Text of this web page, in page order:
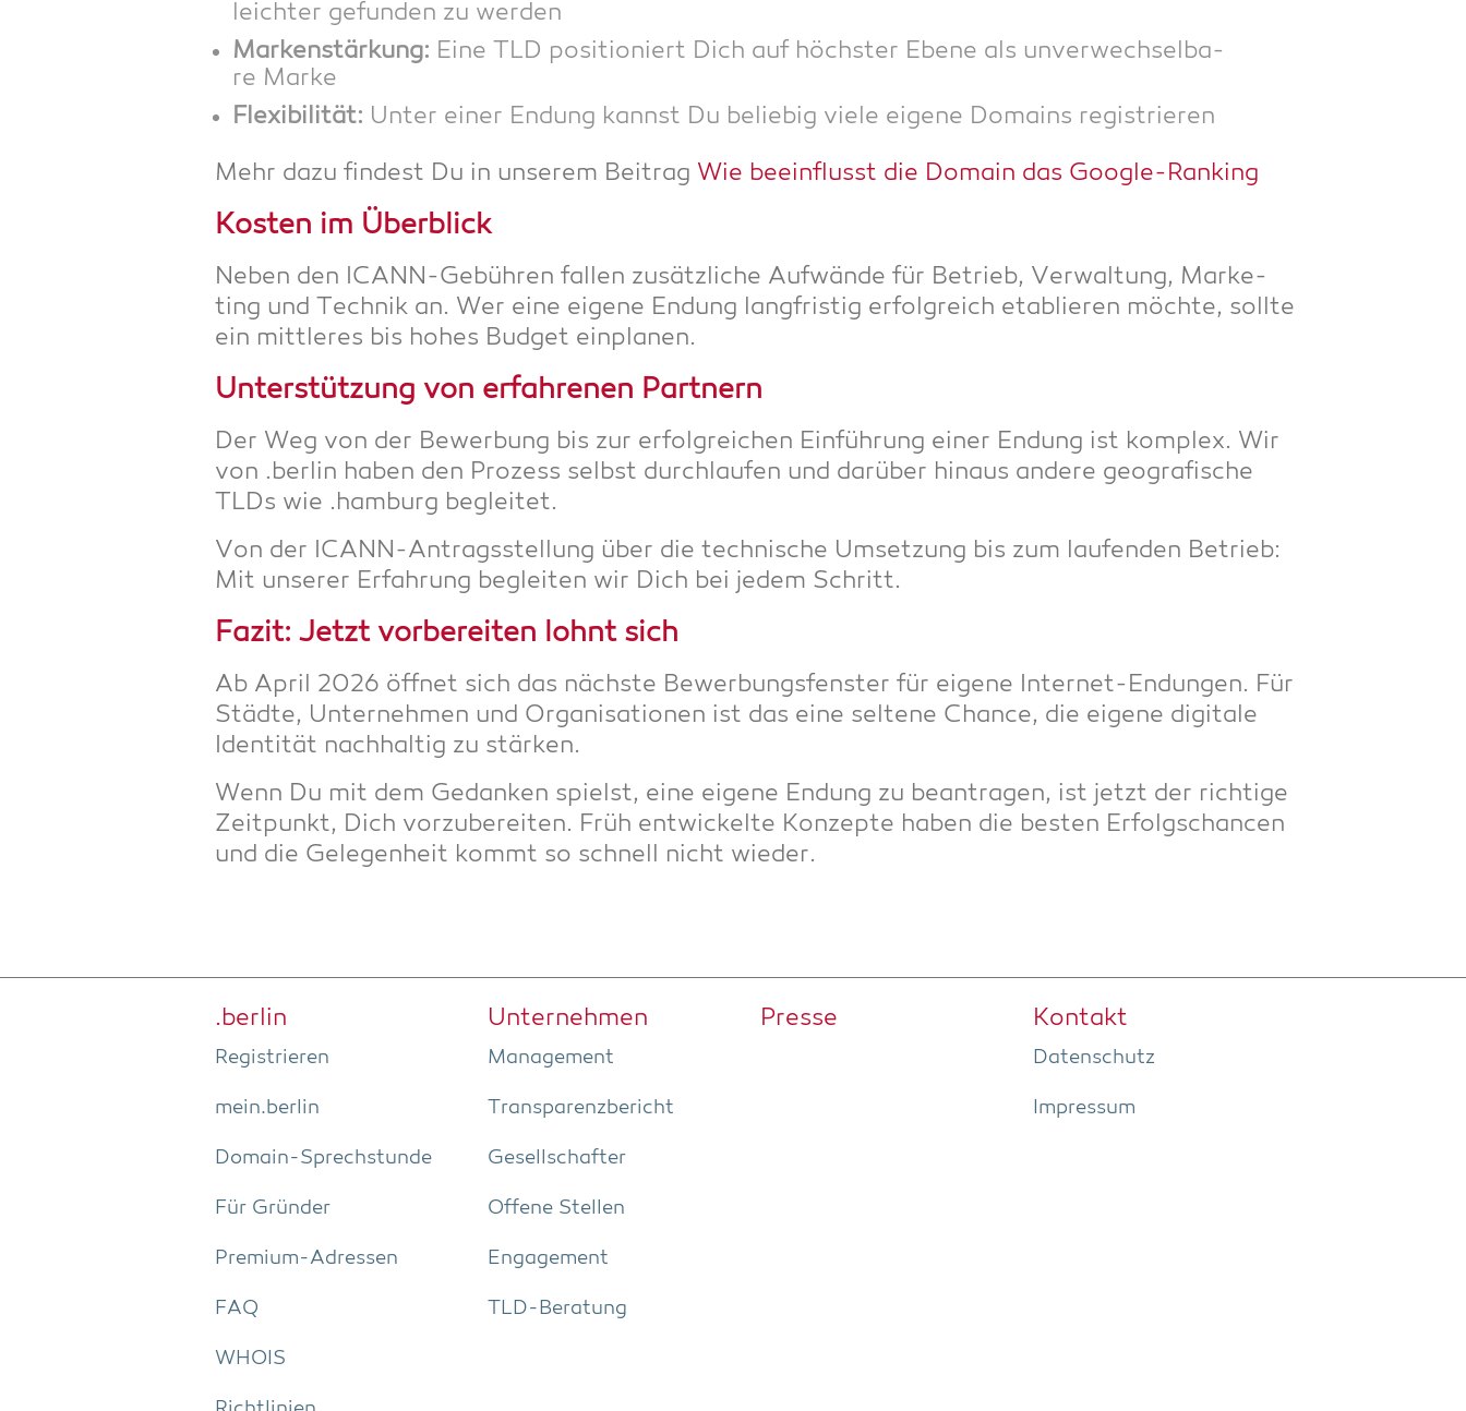
leich­ter gefun­den zu werden
Mar­ken­stär­kung: Eine TLD posi­tio­niert Dich auf höchs­ter Ebe­ne als unver­wech­sel­ba­
re Marke
Fle­xi­bi­li­tät: Unter einer Endung kannst Du belie­big vie­le eige­ne Domains registrieren
Mehr dazu fin­dest Du in unse­rem Bei­trag Wie beein­flusst die Domain das Google-Ranking
Kos­ten im Überblick
Neben den ICANN-Gebüh­ren fal­len zusätz­li­che Auf­wän­de für Betrieb, Ver­wal­tung, Mar­ke­
ting und Tech­nik an. Wer eine eige­ne Endung lang­fris­tig erfolg­reich eta­blie­ren möch­te, soll­te
ein mitt­le­res bis hohes Bud­get einplanen.
Unter­stüt­zung von erfah­re­nen Partnern
Der Weg von der Bewer­bung bis zur erfolg­rei­chen Ein­füh­rung einer Endung ist kom­plex. Wir
von .ber­lin haben den Pro­zess selbst durch­lau­fen und dar­über hin­aus ande­re geo­gra­fi­sche
TLDs wie .ham­burg begleitet.
Von der ICANN-Antrags­stel­lung über die tech­ni­sche Umset­zung bis zum lau­fen­den Betrieb:
Mit unse­rer Erfah­rung beglei­ten wir Dich bei jedem Schritt.
Fazit: Jetzt vor­be­rei­ten lohnt sich
Ab April 2026 öff­net sich das nächs­te Bewer­bungs­fens­ter für eige­ne Inter­net-Endun­gen. Für
Städ­te, Unter­neh­men und Orga­ni­sa­tio­nen ist das eine sel­te­ne Chan­ce, die eige­ne digi­ta­le
Iden­ti­tät nach­hal­tig zu stärken.
Wenn Du mit dem Gedan­ken spielst, eine eige­ne Endung zu bean­tra­gen, ist jetzt der rich­ti­ge
Zeit­punkt, Dich vor­zu­be­rei­ten. Früh ent­wi­ckel­te Kon­zep­te haben die bes­ten Erfolgs­chan­cen
und die Gele­gen­heit kommt so schnell nicht wieder.
.ber­lin
Regis­trie­ren
mein.berlin
Domain-Sprech­stun­de
Für Grün­der
Pre­­mi­um-Adres­­sen
FAQ
WHOIS
Unter­neh­men
Manage­ment
Trans­pa­renz­be­richt
Gesell­schaf­ter
Offe­ne Stellen
Enga­ge­ment
TLD-Bera­tung
Pres­se Kon­takt
Daten­schutz
Impres­sum